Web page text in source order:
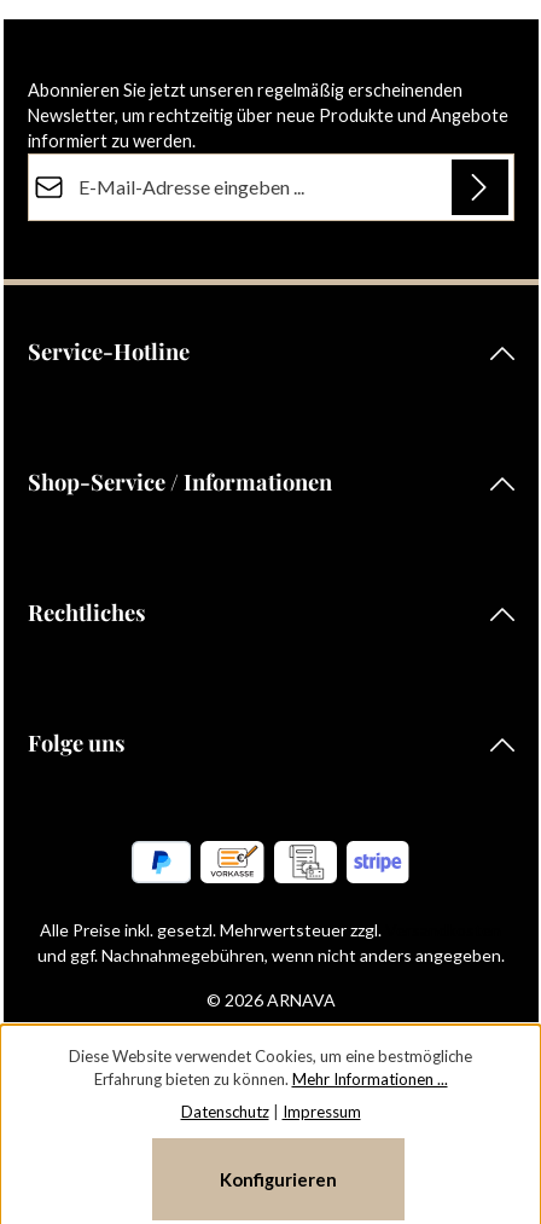
Abonnieren Sie jetzt unseren regelmäßig erscheinenden
Newsletter, um rechtzeitig über neue Produkte und Angebote
informiert zu werden.
Ich habe dieDatenschutzbestimmungenzur Kenntnis
Service-Hotline
Shop-Service / Informationen
Rechtliches
Folge uns
© 2026 ARNAVA
Alle Preise inkl. gesetzl. Mehrwertsteuer zzgl.
und ggf. Nachnahmegebühren, wenn nicht anders angegeben.
Diese Website verwendet Cookies, um eine bestmögliche
Erfahrung bieten zu können. Mehr Informationen ...
Datenschutz| Impressum
Konfigurieren